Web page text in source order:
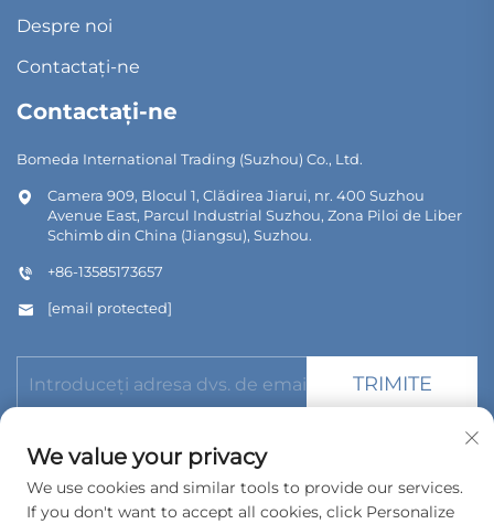
Despre noi
Contactați-ne
Contactați-ne
Bomeda International Trading (Suzhou) Co., Ltd.
Camera 909, Blocul 1, Clădirea Jiarui, nr. 400 Suzhou
Avenue East, Parcul Industrial Suzhou, Zona Piloi de Liber
Schimb din China (Jiangsu), Suzhou.
+86-13585173657
[email protected]
TRIMITE
Copyright © 2026 Bomeda International Trading (Suzhou) Co.,
We value your privacy
We use cookies and similar tools to provide our services.
If you don't want to accept all cookies, click Personalize